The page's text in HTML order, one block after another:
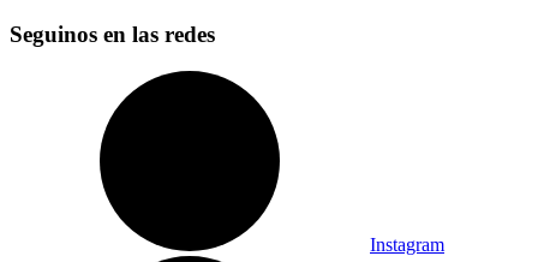
Seguinos en las redes
Instagram